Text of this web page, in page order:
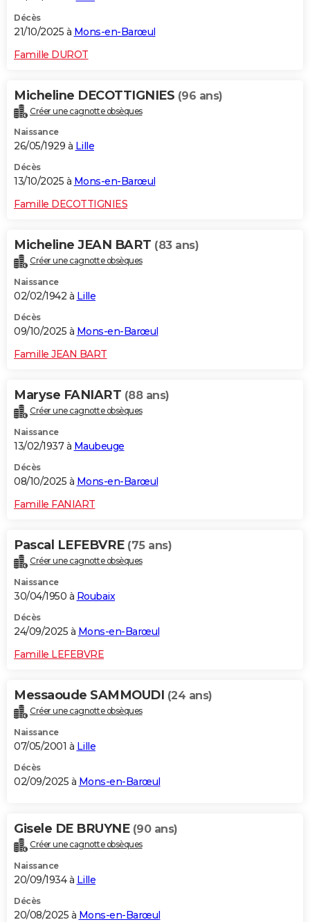
Décès
21/10/2025 à Mons-en-Barœul
Famille DUROT
Micheline DECOTTIGNIES (96 ans)
Créer une cagnotte obsèques
Naissance
26/05/1929 à Lille
Décès
13/10/2025 à Mons-en-Barœul
Famille DECOTTIGNIES
Micheline JEAN BART (83 ans)
Créer une cagnotte obsèques
Naissance
02/02/1942 à Lille
Décès
09/10/2025 à Mons-en-Barœul
Famille JEAN BART
Maryse FANIART (88 ans)
Créer une cagnotte obsèques
Naissance
13/02/1937 à Maubeuge
Décès
08/10/2025 à Mons-en-Barœul
Famille FANIART
Pascal LEFEBVRE (75 ans)
Créer une cagnotte obsèques
Naissance
30/04/1950 à Roubaix
Décès
24/09/2025 à Mons-en-Barœul
Famille LEFEBVRE
Messaoude SAMMOUDI (24 ans)
Créer une cagnotte obsèques
Naissance
07/05/2001 à Lille
Décès
02/09/2025 à Mons-en-Barœul
Gisele DE BRUYNE (90 ans)
Créer une cagnotte obsèques
Naissance
20/09/1934 à Lille
Décès
20/08/2025 à Mons-en-Barœul